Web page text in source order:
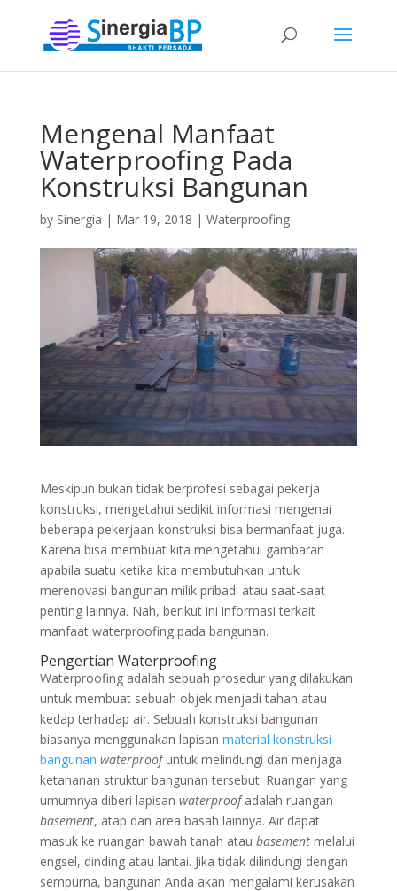
Mengenal Manfaat
Waterproofing Pada
Konstruksi Bangunan
by Sinergia | Mar 19, 2018 | Waterproofing
Meskipun bukan tidak berprofesi sebagai pekerja
konstruksi, mengetahui sedikit informasi mengenai
beberapa pekerjaan konstruksi bisa bermanfaat juga.
Karena bisa membuat kita mengetahui gambaran
apabila suatu ketika kita membutuhkan untuk
merenovasi bangunan milik pribadi atau saat-saat
penting lainnya. Nah, berikut ini informasi terkait
manfaat waterproofing pada bangunan.
Pengertian Waterproofing
Waterproofing adalah sebuah prosedur yang dilakukan
untuk membuat sebuah objek menjadi tahan atau
kedap terhadap air. Sebuah konstruksi bangunan
biasanya menggunakan lapisan material konstruksi
bangunan waterproofuntuk melindungi dan menjaga
ketahanan struktur bangunan tersebut. Ruangan yang
umumnya diberi lapisan waterproofadalah ruangan
basement, atap dan area basah lainnya. Air dapat
masuk ke ruangan bawah tanah atau basementmelalui
engsel, dinding atau lantai. Jika tidak dilindungi dengan
sempurna, bangunan Anda akan mengalami kerusakan